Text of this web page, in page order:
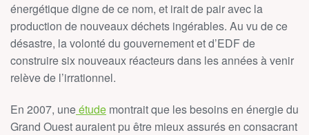
énergétique digne de ce nom, et irait de pair avec la
production de nouveaux déchets ingérables. Au vu de ce
désastre, la volonté du gouvernement et d’EDF de
construire six nouveaux réacteurs dans les années à venir
relève de l’irrationnel.
En 2007, uneétude montrait que les besoins en énergie du
Grand Ouest auraient pu être mieux assurés en consacrant